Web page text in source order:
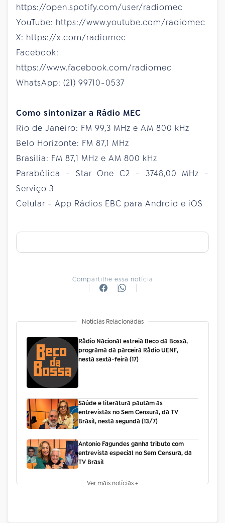
https://open.spotify.com/user/radiomec
YouTube: https://www.youtube.com/radiomec
X: https://x.com/radiomec
Facebook:
https://www.facebook.com/radiomec
WhatsApp: (21) 99710-0537
Como sintonizar a Rádio MEC
Rio de Janeiro: FM 99,3 MHz e AM 800 kHz
Belo Horizonte: FM 87,1 MHz
Brasília: FM 87,1 MHz e AM 800 kHz
Parabólica - Star One C2 - 3748,00 MHz -
Serviço 3
Celular - App Rádios EBC para Android e iOS
Compartilhe essa notícia
Notícias Relacionadas
Rádio Nacional estreia Beco da Bossa,
programa da parceira Rádio UENF,
nesta sexta-feira (17)
Saúde e literatura pautam as
entrevistas no Sem Censura, da TV
Brasil, nesta segunda (13/7)
Antonio Fagundes ganha tributo com
entrevista especial no Sem Censura, da
TV Brasil
Ver mais notícias +